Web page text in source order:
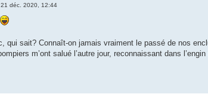
21 déc. 2020, 12:44
qui sait? Connaît-on jamais vraiment le passé de nos
m’ont salué l’autre jour, reconnaissant dans